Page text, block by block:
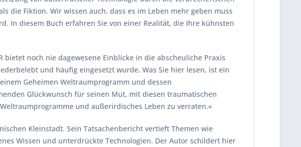
die Fiktion. Wir wissen auch, dass es im Leben mehr geben muss
In diesem Buch erfahren Sie von einer Realität, die Ihre kühnsten
bietet noch nie dagewesene Einblicke in die abscheuliche Praxis
und häufig eingesetzt wurde. Was Sie hier lesen, ist ein
Geheimen Weltraumprogramm und dessen
Glückwunsch für seinen Mut, mit diesen traumatischen
und außerirdisches Leben zu verraten.«
Kleinstadt. Sein Tatsachenbericht vertieft Themen wie
Wissen und unterdrückte Technologien. Der Autor schildert hier